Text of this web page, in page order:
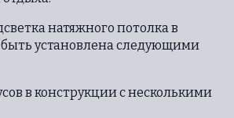
натяжного потолка в
установлена следующими
в конструкции с несколькими